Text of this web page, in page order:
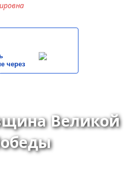
через
Великой